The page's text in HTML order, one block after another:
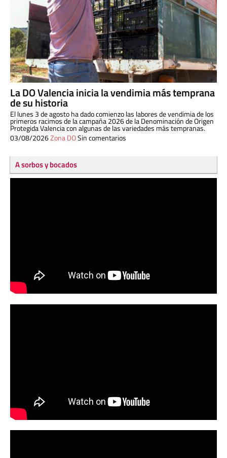
La DO Valencia inicia la vendimia más temprana
de su historia
El lunes 3 de agosto ha dado comienzo las labores de vendimia de los
primeros racimos de la campaña 2026 de la Denominación de Origen
Protegida Valencia con algunas de las variedades más tempranas.
03/08/2026Zona DOSin comentarios
A sorbos y bocados